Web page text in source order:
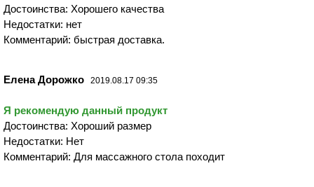
Достоинства: Хорошего качества
Недостатки: нет
Комментарий: быстрая доставка.
Елена Дорожко 2019.08.17 09:35
Я рекомендую данный продукт
Достоинства: Хороший размер
Недостатки: Нет
Комментарий: Для массажного стола походит